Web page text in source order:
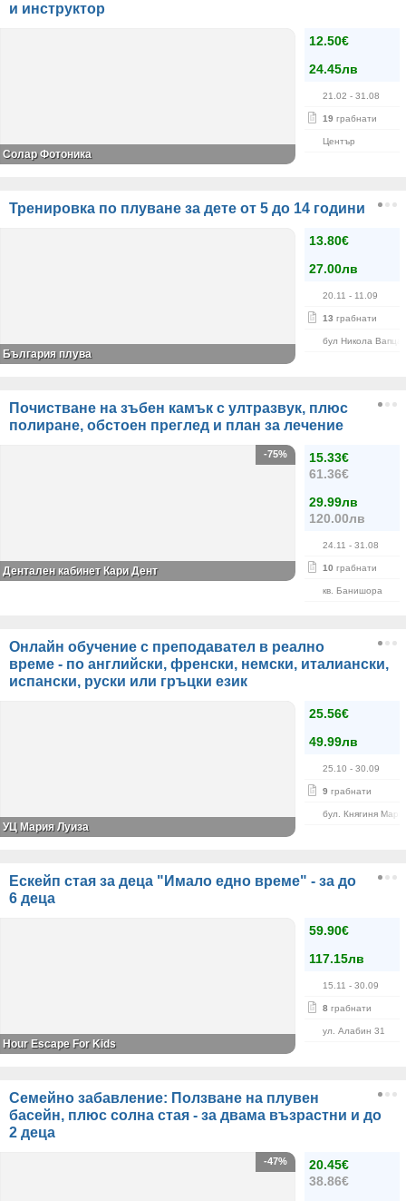
и инструктор
12.50€
24.45лв
21.02 - 31.08
19 грабнати
Център
Солар Фотоника
Тренировка по плуване за дете от 5 до 14 години
13.80€
27.00лв
20.11 - 11.09
13 грабнати
бул Никола
България плува
Почистване на зъбен камък с ултразвук, плюс
полиране, обстоен преглед и план за лечение
15.33€
61.36€
29.99лв
120.00лв
24.11 - 31.08
10 грабнати
кв. Банишора
-75%
Дентален кабинет Кари Дент
Онлайн обучение с преподавател в реално
време - по английски, френски, немски, италиански,
испански, руски или гръцки език
25.56€
49.99лв
25.10 - 30.09
9 грабнати
бул. Княгиня
УЦ Мария Луиза
Ескейп стая за деца "Имало едно време" - за до
6 деца
59.90€
117.15лв
15.11 - 30.09
8 грабнати
ул. Алабин 31
Hour Escape For Kids
Семейно забавление: Ползване на плувен
басейн, плюс солна стая - за двама възрастни и до
2 деца
20.45€
38.86€
-47%